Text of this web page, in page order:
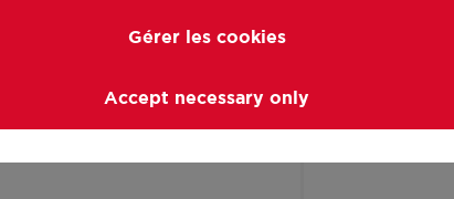
Gérer les cookies
Accept necessary only